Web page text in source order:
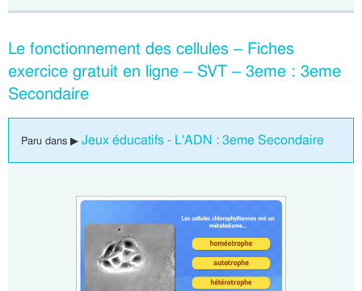
Le fonctionnement des cellules – Fiches
exercice gratuit en ligne – SVT – 3eme : 3eme
Secondaire
Paru dans ▶ Jeux éducatifs - L'ADN : 3eme Secondaire